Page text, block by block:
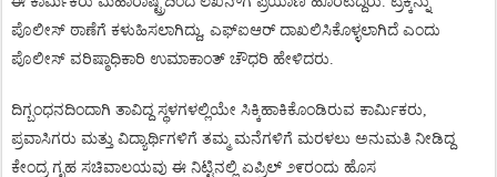
ಪೊಲೀಸ್ ಠಾಣೆಗೆ ಕಳುಹಿಸಲಾಗಿದ್ದು, ಎಫ್ಐಆರ್ ದಾಖಲಿಸಿಕೊಳ್ಳಲಾಗಿದೆ ಎಂದು
ಪೊಲೀಸ್ ವರಿಷ್ಠಾಧಿಕಾರಿ ಉಮಾಕಾಂತ್ ಚೌಧರಿ ಹೇಳಿದರು.
ದಿಗ್ಬಂಧನದಿಂದಾಗಿ ತಾವಿದ್ದ ಸ್ಥಳಗಳಲ್ಲಿಯೇ ಸಿಕ್ಕಿಹಾಕಿಕೊಂಡಿರುವ ಕಾರ್ಮಿಕರು,
ಪ್ರವಾಸಿಗರು ಮತ್ತು ವಿದ್ಯಾರ್ಥಿಗಳಿಗೆ ತಮ್ಮ ಮನೆಗಳಿಗೆ ಮರಳಲು ಅನುಮತಿ ನೀಡಿದ್ದ
ಕೇಂದ್ರ ಗೃಹ ಸಚಿವಾಲಯವು ಈ ನಿಟ್ಟಿನಲ್ಲಿ ಏಪ್ರಿಲ್ ೨೯ರಂದು ಹೊಸ